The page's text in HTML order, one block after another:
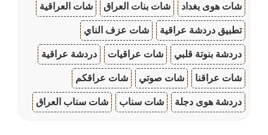
شات هوى بغداد شات بنات العراق شات العراقية
تطبيق دردشة عراقية شات عزف الناي
دردشة بنوتة قلبي شات عراقيات دردشة عراقية
شات عراقنا شات صوتي شات عراقكم
دردشة هوى دجلة شات سناب شات سناب العراق